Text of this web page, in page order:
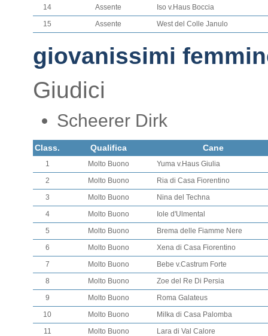
14 Assente
Iso v.Haus Boccia
15
Assente West del Colle Janulo
giovanissimi
Giudici
Scheerer Dirk
Class. Qualifica Cane
1 Molto Buono
Yuma v.Haus Giulia
2
Molto Buono
Ria di Casa Fiorentino
3
Molto Buono
Nina del Techna
4
Molto Buono
Iole d'Ulmental
5
Molto Buono
Brema delle Fiamme Nere
6
Molto Buono
Xena di Casa Fiorentino
7
Molto Buono
Bebe v.Castrum Forte
8
Molto Buono
Zoe del Re Di Persia
9
Molto Buono
Roma Galateus
10
Molto Buono
Milka di Casa Palomba
11
Molto Buono
Lara di Val Calore